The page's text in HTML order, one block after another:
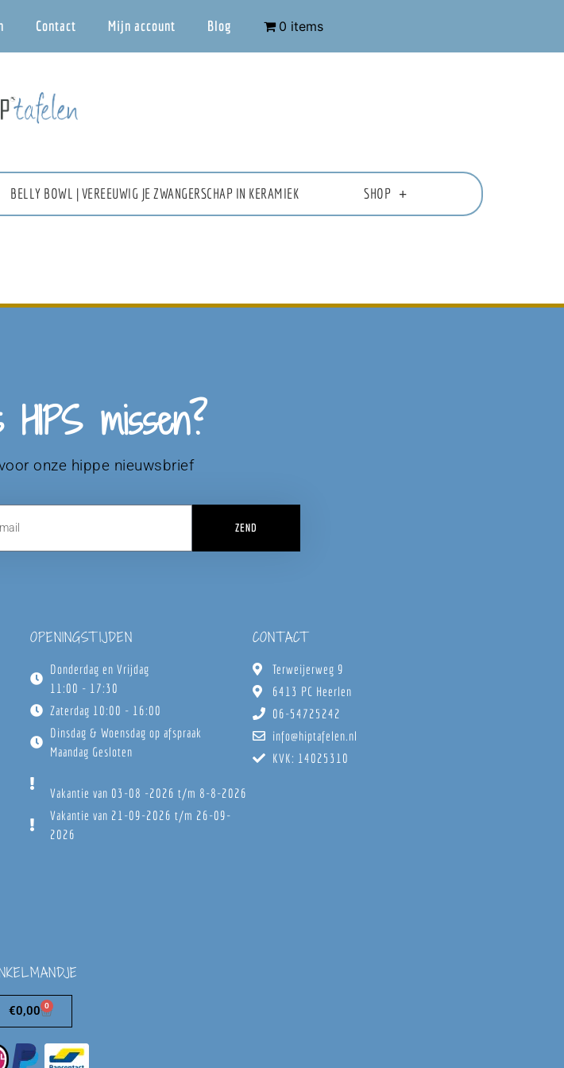
Contact Mijn account Blog 0 items
BELLY BOWL | VEREEUWIG JE ZWANGERSCHAP IN KERAMIEK SHOP
missen?
onze hippe nieuwsbrief
ZEND
OPENINGSTIJDEN
Donderdag en Vrijdag
11:00 - 17:30
Zaterdag 10:00 - 16:00
Dinsdag & Woensdag op afspraak
Maandag Gesloten
Vakantie van 03-08 -2026 t/m 8-8-2026
Vakantie van 21-09-2026 t/m 26-09-
2026
CONTACT
Terweijerweg 9
6413 PC Heerlen
06-54725242
info@hiptafelen.nl
KVK: 14025310
€0,00 0